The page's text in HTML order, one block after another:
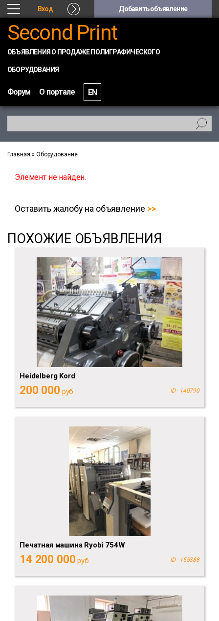
Вход Добавить объявление
Second Print
ОБЪЯВЛЕНИЯ О ПРОДАЖЕ ПОЛИГРАФИЧЕСКОГО
ОБОРУДОВАНИЯ
Форум О портале EN
Главная » Оборудование
Элемент не найден.
Оставить жалобу на объявление
ПОХОЖИЕ ОБЪЯВЛЕНИЯ
Heidelberg Kord
200 000 руб. ID - 140790
Печатная машина Ryobi 754W
14 200 000 руб. ID - 155388